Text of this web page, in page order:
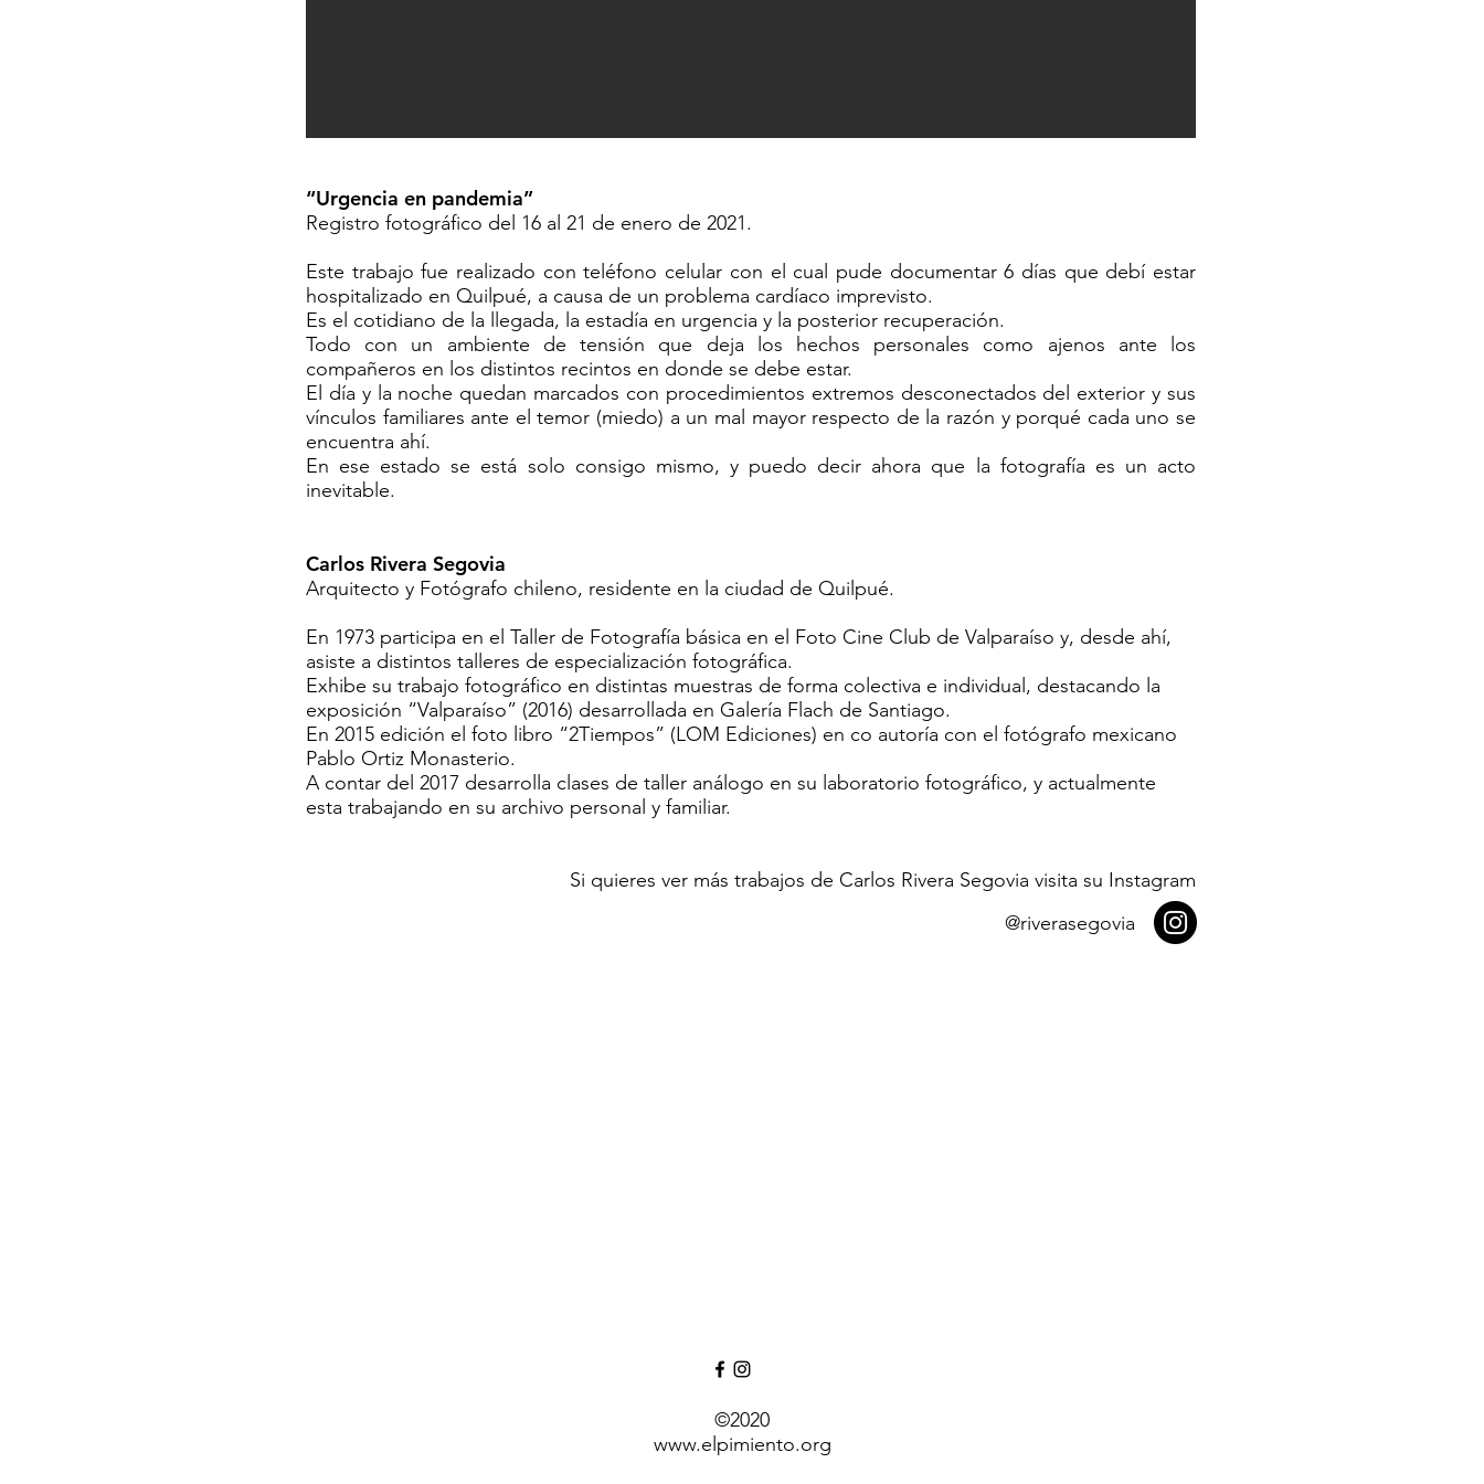
“Urgencia en pandemia”
Registro fotográfico del 16 al 21 de enero de 2021.
Este trabajo fue realizado con teléfono celular con el cual pude documentar 6 días que debí estar
hospitalizado en Quilpué, a causa de un problema cardíaco imprevisto.
Es el cotidiano de la llegada, la estadía en urgencia y la posterior recuperación.
Todo con un ambiente de tensión que deja los hechos personales como ajenos ante los
compañeros en los distintos recintos en donde se debe estar.
El día y la noche quedan marcados con procedimientos extremos desconectados del exterior y sus
vínculos familiares ante el temor (miedo) a un mal mayor respecto de la razón y porqué cada uno se
encuentra ahí.
En ese estado se está solo consigo mismo, y puedo decir ahora que la fotografía es un acto
inevitable.
Carlos Rivera Segovia
Arquitecto y Fotógrafo chileno, residente en la ciudad de Quilpué.
En 1973 participa en el Taller de Fotografía básica en el Foto Cine Club de Valparaíso y, desde ahí,
asiste a distintos talleres de especialización fotográfica.
Exhibe su trabajo fotográfico en distintas muestras de forma colectiva e individual, destacando la
exposición “Valparaíso” (2016) desarrollada en Galería Flach de Santiago.
En 2015 edición el foto libro “2Tiempos” (LOM Ediciones) en co autoría con el fotógrafo mexicano
Pablo Ortiz Monasterio.
A contar del 2017 desarrolla clases de taller análogo en su laboratorio fotográfico, y actualmente
esta trabajando en su archivo personal y familiar.
Si quieres ver más trabajos de Carlos Rivera Segovia visita su Instagram
@riverasegovia
©2020
www.elpimiento.org